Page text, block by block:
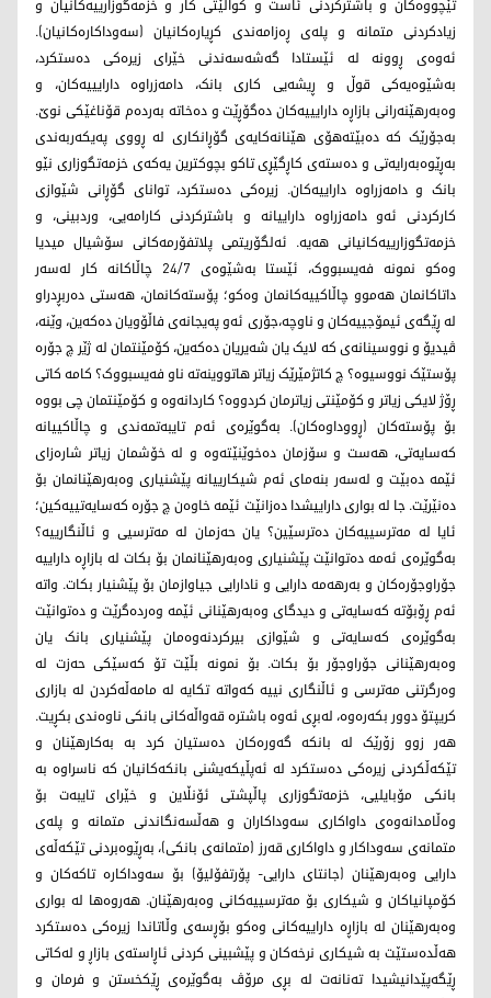
تێچووەکان و باشترکردنی ئاست و کوالێتی کار و خزمەگوزارییەکانیان و
زیادکردنی متمانە و پلەی ڕەزامەندی کڕیارەکانیان (سەوداکارەکانیان).
ئەوەی ڕوونە لە ئێستادا گەشەسەندنی خێرای زیرەکی دەستکرد،
بەشێوەیەکی قوڵ و ڕیشەیی کاری بانک، دامەزراوە دارایییەکان، و
وەبەرهێنەرانی بازاڕە دارایییەکان دەگۆڕێت و دەخاتە بەردەم قۆناغێکی نوێ.
بەجۆرێک کە دەبێتەهۆی هێنانەکایەی گۆڕانکاری لە ڕووی پەیکەربەندی
بەڕێوەبەرایەتی و دەستەی کاڕگێڕی تاکو بچوکترین یەکەی خزمەتگوزاری نێو
بانک و دامەزراوە داراییەکان. زیرەکی دەستکرد، توانای گۆڕانی شێوازی
کارکردنی ئەو دامەزراوە داراییانە و باشترکردنی کارامەیی، وردبینی، و
خزمەتگوزارییەکانیانی هەیە. ئەلگۆریتمی پلاتفۆرمەکانی سۆشیال میدیا
وەکو نمونە فەیسبووک، ئێستا بەشێوەی 24/7 چاڵاکانە کار لەسەر
داتاکانمان هەموو چاڵاکییەکانمان وەکو؛ پۆستەکانمان، هەستی دەربڕدراو
لە ڕێگەی ئیمۆجییەکان و ناوچە،جۆری ئەو پەیجانەی فاڵۆویان دەکەین، وێنە،
ڤیدیۆ و نووسینانەی کە لایک یان شەیریان دەکەین، کۆمێنتمان لە ژێر چ جۆرە
پۆستێک نووسیوە؟ چ کاتژمێرێک زیاتر هاتووینەتە ناو فەیسبووک؟ کامە کاتی
ڕۆژ لایکی زیاتر و کۆمێنتی زیاترمان کردووە؟ کاردانەوە و کۆمێنتمان چی بووە
بۆ پۆستەکان (ڕووداوەکان). بەگوێرەی ئەم تایبەتمەندی و چاڵاکییانە
کەسایەتی، هەست و سۆزمان دەخوێنێتەوە و لە خۆشمان زیاتر شارەزای
ئێمە دەبێت و لەسەر بنەمای ئەم شیکارییانە پێشنیاری وەبەرهێنانمان بۆ
دەنێرێت. جا لە بواری داراییشدا دەزانێت ئێمە خاوەن چ جۆرە کەسایەتییەکین؛
ئایا لە مەترسییەکان دەترسێین؟ یان حەزمان لە مەترسیی و ئاڵنگارییە؟
بەگوێرەی ئەمە دەتوانێت پێشنیاری وەبەرهێنانمان بۆ بکات لە بازاڕە داراییە
جۆراوجۆرەکان و بەرهەمە دارایی و نادارایی جیاوازمان بۆ پێشنیار بکات. واتە
ئەم ڕۆبۆتە کەسایەتی و دیدگای وەبەرهێنانی ئێمە وەردەگرێت و دەتوانێت
بەگوێرەی کەسایەتی و شێوازی بیرکردنەوەمان پێشنیاری بانک یان
وەبەرهێنانی جۆراوجۆر بۆ بکات. بۆ نمونە بڵێت تۆ کەسێکی حەزت لە
وەرگرتنی مەترسی و ئاڵنگاری نییە کەواتە تکایە لە مامەڵەکردن لە بازاری
کریپتۆ دوور بکەرەوە، لەبڕی ئەوە باشترە قەواڵەکانی بانکی ناوەندی بکڕیت.
هەر زوو زۆرێک لە بانکە گەورەکان دەستیان کرد بە بەکارهێنان و
تێکەڵکردنی زیرەکی دەستکرد لە ئەپڵیکەیشنی بانکەکانیان کە ناسراوە بە
بانکی مۆبایلیی، خزمەتگوزاری پاڵپشتی ئۆنڵاین و خێرای تایبەت بۆ
وەڵامدانەوەی داواکاری سەوداکاران و هەڵسەنگاندنی متمانە و پلەی
متمانەی سەوداکار و داواکاری قەرز (متمانەی بانکی)، بەڕێوەبردنی تێکەڵەی
دارایی وەبەرهێنان (جانتای دارایی- پۆرتفۆلیۆ) بۆ سەوداکارە تاکەکان و
کۆمپانیاکان و شیکاری بۆ مەترسییەکانی وەبەرهێنان. هەروەها لە بواری
وەبەرهێنان لە بازاڕە داراییەکانی وەکو بۆڕسەی وڵاتاندا زیرەکی دەستکرد
هەڵدەستێت بە شیکاری نرخەکان و پێشبینی کردنی ئاڕاستەی بازاڕ و لەکاتی
ڕێگەپێدانیشیدا تەنانەت لە بڕی مرۆڤ بەگوێرەی ڕێکخستن و فرمان و